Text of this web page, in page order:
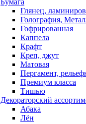
Бумага
Глянец,
Голография,
Гофрированная
Каппела
Крафт
Креп, джут
Матовая
Пергамент,
Премиум класса
Тишью
Декораторский
Абака
Лён